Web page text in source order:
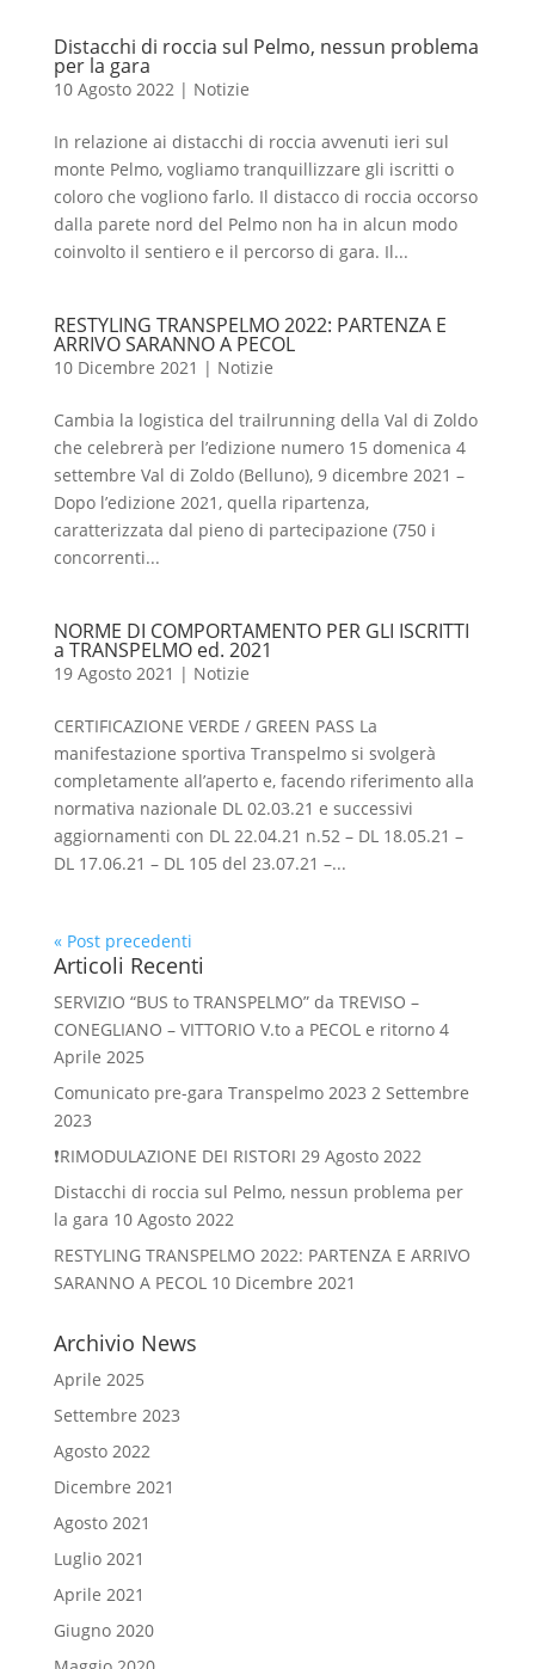
Distacchi di roccia sul Pelmo, nessun problema
per la gara
10 Agosto 2022| Notizie
In relazione ai distacchi di roccia avvenuti ieri sul
monte Pelmo, vogliamo tranquillizzare gli iscritti o
coloro che vogliono farlo. Il distacco di roccia occorso
dalla parete nord del Pelmo non ha in alcun modo
coinvolto il sentiero e il percorso di gara. Il...
RESTYLING TRANSPELMO 2022: PARTENZA E
ARRIVO SARANNO A PECOL
10 Dicembre 2021 | Notizie
Cambia la logistica del trailrunning della Val di Zoldo
che celebrerà per l’edizione numero 15 domenica 4
settembre Val di Zoldo (Belluno), 9 dicembre 2021 –
Dopo l’edizione 2021, quella ripartenza,
caratterizzata dal pieno di partecipazione (750 i
concorrenti...
NORME DI COMPORTAMENTO PER GLI ISCRITTI
a TRANSPELMO ed. 2021
19 Agosto 2021 | Notizie
CERTIFICAZIONE VERDE / GREEN PASS La
manifestazione sportiva Transpelmo si svolgerà
completamente all’aperto e, facendo riferimento alla
normativa nazionale DL 02.03.21 e successivi
aggiornamenti con DL 22.04.21 n.52 – DL 18.05.21 –
DL 17.06.21 – DL 105 del 23.07.21 –...
« Post precedenti
Articoli Recenti
SERVIZIO “BUS to TRANSPELMO” da TREVISO –
CONEGLIANO – VITTORIO V.to a PECOL e ritorno 4
Aprile 2025
Comunicato pre-gara Transpelmo 2023 2 Settembre
2023
❗️RIMODULAZIONE DEI RISTORI 29 Agosto 2022
Distacchi di roccia sul Pelmo, nessun problema per
la gara 10 Agosto 2022
RESTYLING TRANSPELMO 2022: PARTENZA E ARRIVO
SARANNO A PECOL 10 Dicembre 2021
Archivio News
Aprile 2025
Settembre 2023
Agosto 2022
Dicembre 2021
Agosto 2021
Luglio 2021
Aprile 2021
Giugno 2020